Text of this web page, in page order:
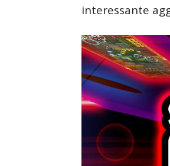
interessante